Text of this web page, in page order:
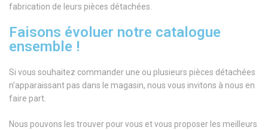
fabrication de leurs pièces détachées.
Faisons évoluer notre catalogue
ensemble !
Si vous souhaitez commander une ou plusieurs pièces détachées
n’apparaissant pas dans le magasin, nous vous invitons à nous en
faire part.
Nous pouvons les trouver pour vous et vous proposer les meilleurs